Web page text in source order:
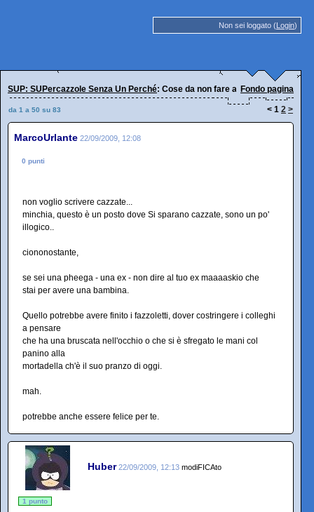
Non sei loggato (Login)
SUP: SUPercazzole Senza Un Perché: Cose da non fare al maaaaaskio
Fondo pagina
da 1 a 50 su 83 < 1 2 >
MarcoUrlante 22/09/2009, 12:08
0 punti
non voglio scrivere cazzate...
minchia, questo è un posto dove Si sparano cazzate, sono un po'
illogico..
ciononostante,
se sei una pheega - una ex - non dire al tuo ex maaaaskio che
stai per avere una bambina.
Quello potrebbe avere finito i fazzoletti, dover costringere i colleghi
a pensare
che ha una bruscata nell'occhio o che si è sfregato le mani col
panino alla
mortadella ch'è il suo pranzo di oggi.
mah.
potrebbe anche essere felice per te.
Huber 22/09/2009, 12:13 modiFICAto
1 punto